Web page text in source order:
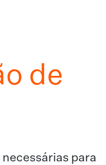
de
necessárias para